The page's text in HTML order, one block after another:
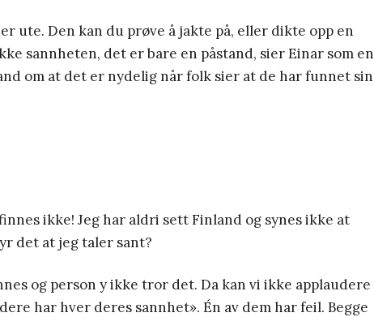
ute. Den kan du prøve å jakte på, eller dikte opp en
sannheten, det er bare en påstand, sier Einar som en
om at det er nydelig når folk sier at de har funnet sin
ikke! Jeg har aldri sett Finland og synes ikke at
det at jeg taler sant?
og person y ikke tror det. Da kan vi ikke applaudere
har hver deres sannhet». Én av dem har feil. Begge